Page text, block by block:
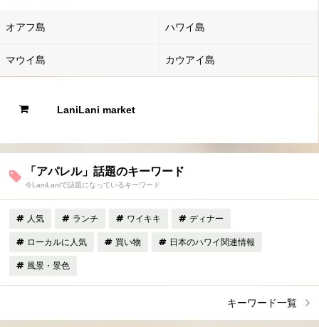
オアフ島 ハワイ島
マウイ島 カウアイ島
LaniLani market
「アパレル」話題のキーワード
今LaniLaniで話題になっているキーワード
人気 ランチ ワイキキ ディナー
ローカルに人気 買い物 日本のハワイ関連情報
風景・景色
キーワード一覧